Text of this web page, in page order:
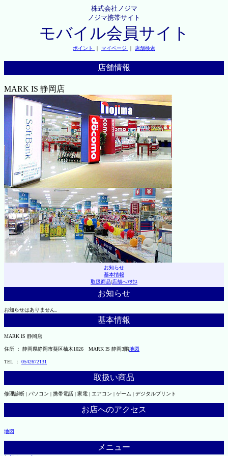
株式会社ノジマ
ノジマ携帯サイト
モバイル会員サイト
ポイント ｜ マイページ ｜ 店舗検索
店舗情報
MARK IS 静岡店
お知らせ
基本情報
取扱商品|店舗へｱｸｾｽ
お知らせ
お知らせはありません。
基本情報
MARK IS 静岡店
住所 ： 静岡県静岡市葵区柚木1026 MARK IS 静岡3階地図
TEL ： 0542672131
取扱い商品
修理診断 | パソコン | 携帯電話 | 家電 | エアコン | ゲーム | デジタルプリント
お店へのアクセス
地図
メニュー